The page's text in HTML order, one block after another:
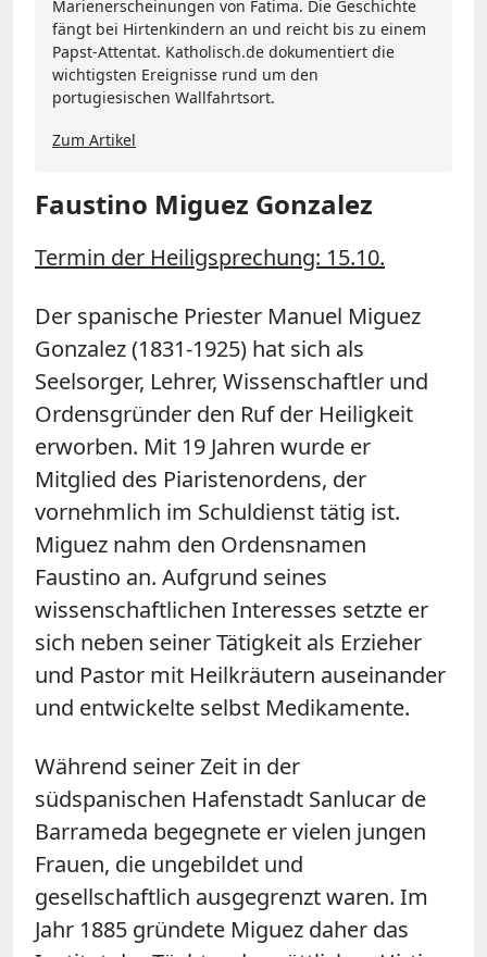
Marienerscheinungen von Fatima. Die Geschichte
fängt bei Hirtenkindern an und reicht bis zu einem
Papst-Attentat. Katholisch.de dokumentiert die
wichtigsten Ereignisse rund um den
portugiesischen Wallfahrtsort.
Zum Artikel
Faustino Miguez Gonzalez
Termin der Heiligsprechung: 15.10.
Der spanische Priester Manuel Miguez
Gonzalez (1831-1925) hat sich als
Seelsorger, Lehrer, Wissenschaftler und
Ordensgründer den Ruf der Heiligkeit
erworben. Mit 19 Jahren wurde er
Mitglied des Piaristenordens, der
vornehmlich im Schuldienst tätig ist.
Miguez nahm den Ordensnamen
Faustino an. Aufgrund seines
wissenschaftlichen Interesses setzte er
sich neben seiner Tätigkeit als Erzieher
und Pastor mit Heilkräutern auseinander
und entwickelte selbst Medikamente.
Während seiner Zeit in der
südspanischen Hafenstadt Sanlucar de
Barrameda begegnete er vielen jungen
Frauen, die ungebildet und
gesellschaftlich ausgegrenzt waren. Im
Jahr 1885 gründete Miguez daher das